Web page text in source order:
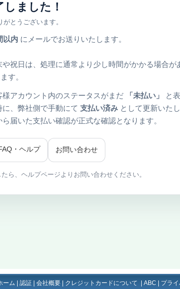
ました！
とうございます。
以内 にメールでお送りいたします。
や祝日は、処理に通常より少し時間がかかる場合
す。
様アカウント内のステータスがまだ 「未払い」
と
、弊社側で手動にて 支払い済み として更新いた
ら届いた支払い確認が正式な確認となります。
・ヘルプ お問い合わせ
ら、ヘルプページよりお問い合わせください。
ーム 認証 会社概要 クレジットカードについて ABC プラ